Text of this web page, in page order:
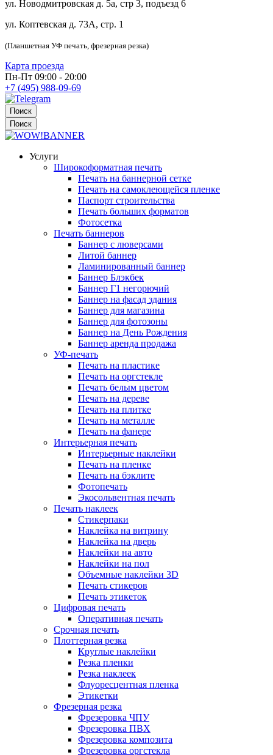
ул. Новодмитровская д. 5а, стр 3, подъезд 6
ул. Коптевская д. 73А, стр. 1
(Планшетная УФ печать, фрезерная резка)
Карта проезда
Пн-Пт 09:00 - 20:00
+7 (495) 988-09-69
Поиск
Поиск
Услуги
Широкоформатная печать
Печать на баннерной сетке
Печать на самоклеющейся пленке
Паспорт строительства
Печать больших форматов
Фотосетка
Печать баннеров
Баннер с люверсами
Литой баннер
Ламинированный баннер
Баннер Блэкбек
Баннер Г1 негорючий
Баннер на фасад здания
Баннер для магазина
Баннер для фотозоны
Баннер на День Рождения
Баннер аренда продажа
УФ-печать
Печать на пластике
Печать на оргстекле
Печать белым цветом
Печать на дереве
Печать на плитке
Печать на металле
Печать на фанере
Интерьерная печать
Интерьерные наклейки
Печать на пленке
Печать на бэклите
Фотопечать
Экосольвентная печать
Печать наклеек
Стикерпаки
Наклейка на витрину
Наклейка на дверь
Наклейки на авто
Наклейки на пол
Объемные наклейки 3D
Печать стикеров
Печать этикеток
Цифровая печать
Оперативная печать
Срочная печать
Плоттерная резка
Круглые наклейки
Резка пленки
Резка наклеек
Флуоресцентная пленка
Этикетки
Фрезерная резка
Фрезеровка ЧПУ
Фрезеровка ПВХ
Фрезеровка композита
Фрезеровка оргстекла